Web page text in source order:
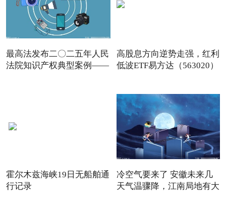
最高法发布二〇二五年人民
法院知识产权典型案例——
高股息方向逆势走强，红利
低波ETF易方达（563020）
霍尔木兹海峡19日无船舶通
行记录
冷空气要来了 安徽未来几
天气温骤降，江南局地有大